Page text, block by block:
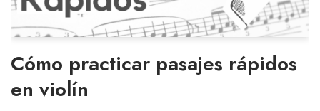
Cómo practicar pasajes rápidos
en violín